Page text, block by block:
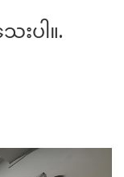
းပါ။.